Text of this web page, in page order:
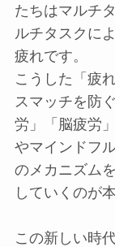
たちはマルチ
ルチタスクに
疲れです。
こうした「疲
スマッチを防
労」「脳疲労
やマインドフ
のメカニズム
していくのが
この新しい時